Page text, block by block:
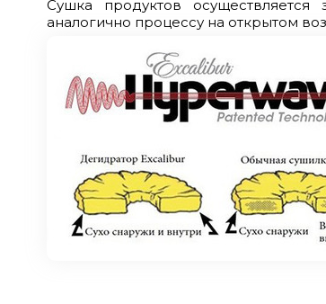
Сушка продуктов
аналогично процессу на открытом